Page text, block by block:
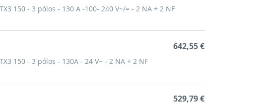
150 - 3 pólos - 130 A -100- 240 V~/= - 2 NA + 2 NF
150 - 3 pólos - 130A - 24 V~ - 2 NA + 2 NF
642,55 €
529,79 €